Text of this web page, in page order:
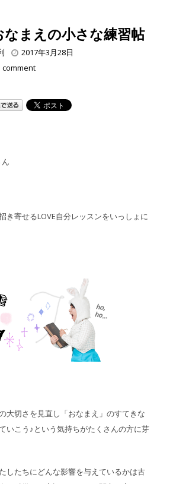
なまえの小さな練習帖
2017年3月28日
comment
き寄せるLOVE自分レッスンをいっしょに
大切さを見直し「おなまえ」のすてきな
いこう♪という気持ちがたくさんの方に芽
したちにどんな影響を与えているかは古